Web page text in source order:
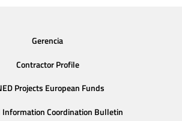
Gerencia
Contractor Profile
Projects European Funds
Coordination Bulletin